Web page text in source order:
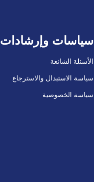
سياسات وإرشادات
الأسئلة الشائعة
سياسة الاستبدال والاسترجاع
سياسة الخصوصية